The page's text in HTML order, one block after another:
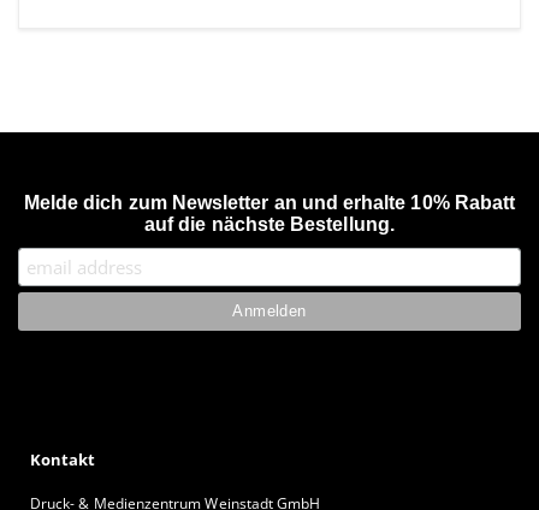
Melde dich zum Newsletter an und erhalte 10% Rabatt
auf die nächste Bestellung.
Kontakt
Druck- & Medienzentrum Weinstadt GmbH